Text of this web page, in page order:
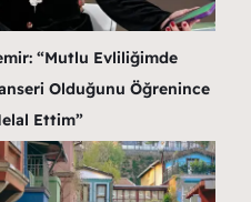
“Mutlu Evliliğimde
Olduğunu Öğrenince
Ettim”